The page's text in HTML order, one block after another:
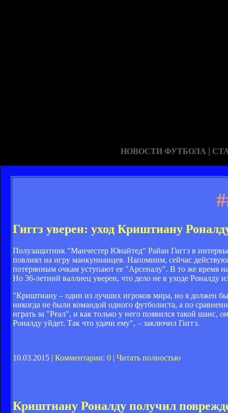
НОВОСТИ ФУТБОЛА |
Гиггз уверен: уход Криштиану
Полузащитник "Манчестер Юнайтед" Райан Гиггз в
повлиял на игру манкунианцев. Напомним, сейчас
потерянным очкам уступают ее "Арсеналу". В то же время
Но 36-летний валлиец уверен, что дело не в уходе Роналду
"Криштиану – один из лучших игроков мира, но я должен
никогда не были командой одного футболиста, а по
играть за "Реал", и как только у него появился такой
Роналду уйдет. Так что удачи ему", – заключил Гиггз.
10.03.2015 | Комментарии: 0 | Читать полностью
Криштиану Роналду получил